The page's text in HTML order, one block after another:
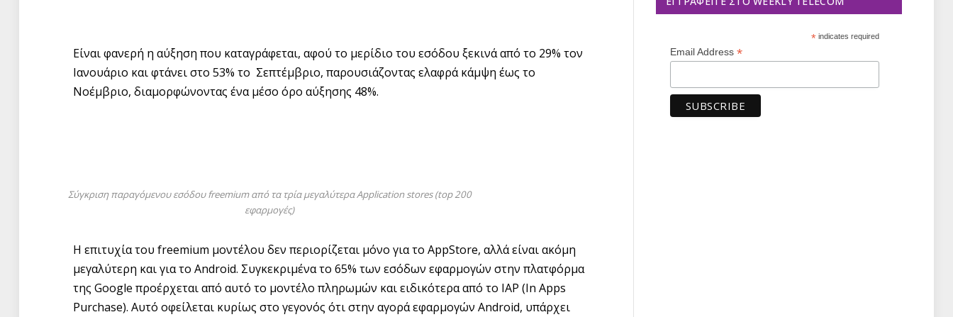
Είναι φανερή η αύξηση που καταγράφεται, αφού το μερίδιο του εσόδου ξεκινά από το 29% τον
Ιανουάριο και φτάνει στο 53% το Σεπτέμβριο, παρουσιάζοντας ελαφρά κάμψη έως το
Νοέμβριο, διαμορφώνοντας ένα μέσο όρο αύξησης 48%.
Σύγκριση παραγόμενου εσόδου freemium από τα τρία μεγαλύτερα Application stores (top 200
εφαρμογές)
Η επιτυχία του freemium μοντέλου δεν περιορίζεται μόνο για το AppStore, αλλά είναι ακόμη
μεγαλύτερη και για το Android. Συγκεκριμένα το 65% των εσόδων εφαρμογών στην πλατφόρμα
της Google προέρχεται από αυτό το μοντέλο πληρωμών και ειδικότερα από το IAP (In Apps
Purchase). Αυτό οφείλεται κυρίως στο γεγονός ότι στην αγορά εφαρμογών Android, υπάρχει
*indicates required
Email Address *